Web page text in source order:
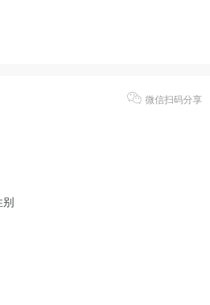
微信扫码分享